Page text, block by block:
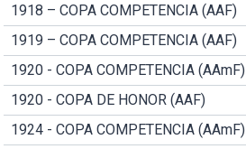
1918 – COPA COMPETENCIA (AAF)
1919 – COPA COMPETENCIA (AAF)
1920 - COPA COMPETENCIA (AAmF)
1920 - COPA DE HONOR (AAF)
1924 - COPA COMPETENCIA (AAmF)